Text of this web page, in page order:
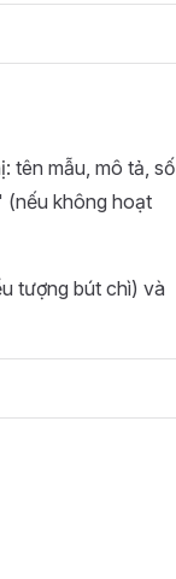
tên mẫu, mô tả, số
(nếu không hoạt
tượng bút chì) và